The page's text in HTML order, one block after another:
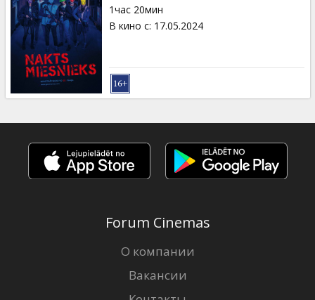
Кинозакуски
B2B
Клуб
1час 20мин
В кино с: 17.05.2024
Forum Cinemas
О компании
Вакансии